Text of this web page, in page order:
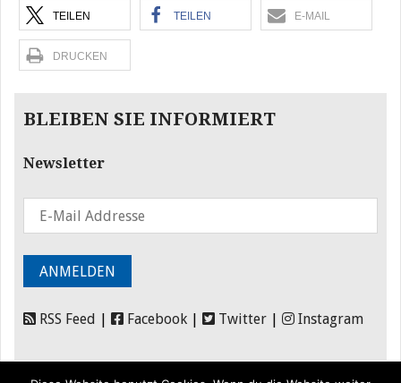
TEILEN TEILEN E-MAIL
DRUCKEN
BLEIBEN SIE INFORMIERT
Newsletter
RSS Feed Facebook Twitter Instagram